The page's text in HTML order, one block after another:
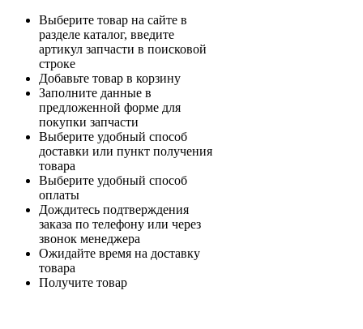
Выберите товар на сайте в
разделе каталог, введите
артикул запчасти в поисковой
строке
Добавьте товар в корзину
Заполните данные в
предложенной форме для
покупки запчасти
Выберите удобный способ
доставки или пункт получения
товара
Выберите удобный способ
оплаты
Дождитесь подтверждения
заказа по телефону или через
звонок менеджера
Ожидайте время на доставку
товара
Получите товар